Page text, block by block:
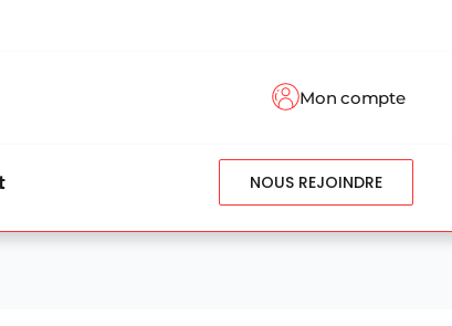
Mon compte
NOUS REJOINDRE